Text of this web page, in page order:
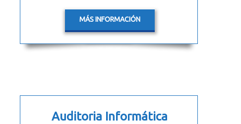
MÁS INFORMACIÓN
Auditoria Informática